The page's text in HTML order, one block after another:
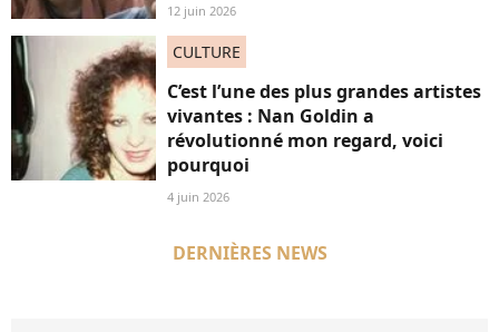
12 juin 2026
CULTURE
C’est l’une des plus grandes artistes
vivantes : Nan Goldin a
révolutionné mon regard, voici
pourquoi
4 juin 2026
DERNIÈRES NEWS